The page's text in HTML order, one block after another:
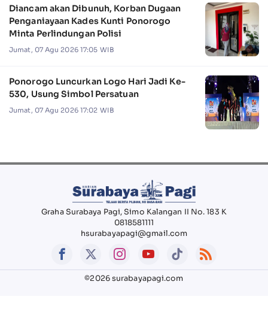
Diancam akan Dibunuh, Korban Dugaan
Penganiayaan Kades Kunti Ponorogo
Minta Perlindungan Polisi
Jumat, 07 Agu 2026 17:05 WIB
Ponorogo Luncurkan Logo Hari Jadi Ke-
530, Usung Simbol Persatuan
Jumat, 07 Agu 2026 17:02 WIB
Graha Surabaya Pagi, Simo Kalangan II No. 183 K
0818581111
hsurabayapagi@gmail.com
©2026 surabayapagi.com